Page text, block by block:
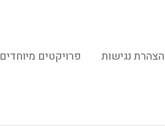
פרויקטים מיוחדים הצהרת נגישות